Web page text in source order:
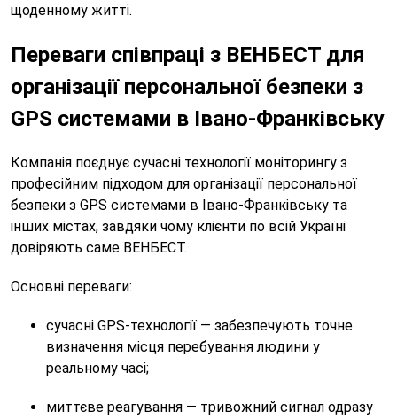
щоденному житті.
Переваги співпраці з ВЕНБЕСТ для
організації персональної безпеки з
GPS системами в Івано-Франківську
Компанія поєднує сучасні технології моніторингу з
професійним підходом для організації персональної
безпеки з GPS системами в Івано-Франківську та
інших містах, завдяки чому клієнти по всій Україні
довіряють саме ВЕНБЕСТ.
Основні переваги:
сучасні GPS-технології — забезпечують точне
визначення місця перебування людини у
реальному часі;
миттєве реагування — тривожний сигнал одразу